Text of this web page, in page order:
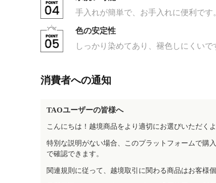
手入れが簡単で、お手入れに便利です
色の安定性
しっかり染めてあり、褪色しにくいで
消費者への通知
TAOユーザーの皆様へ
こんにちは！越境商品をより適切にお選びいただく
特別な説明がない場合、このプラットフォームで購
で確認できます。
関連規則に従って、越境取引に関わる商品はお客様